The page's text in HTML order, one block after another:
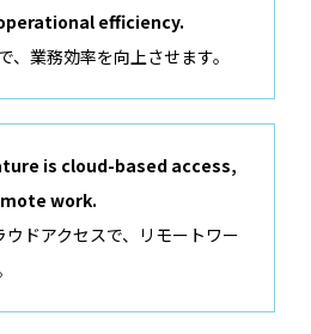
efficiency.
、業務効率を向上させます。
is cloud-based access,
work.
ドアクセスで、リモートワー